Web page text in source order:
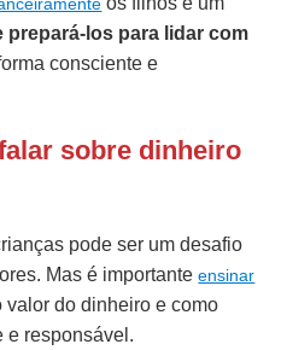
prepará-los para lidar com
consciente e
sobre dinheiro
pode ser um desafio
Mas é importanteensinar
valor do dinheiro e como
e responsável.